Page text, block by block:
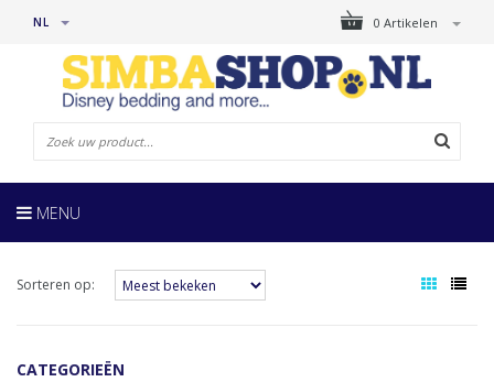
0 Artikelen
NL
MENU
Sorteren op:
CATEGORIEËN